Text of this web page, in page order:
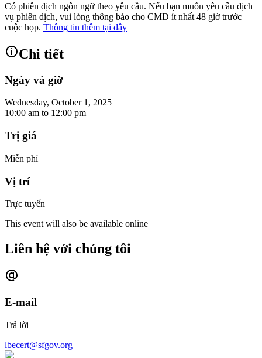
Có phiên dịch ngôn ngữ theo yêu cầu. Nếu bạn muốn yêu cầu dịch
vụ phiên dịch, vui lòng thông báo cho CMD ít nhất 48 giờ trước
cuộc họp. Thông tin thêm tại đây
Chi tiết
Ngày và giờ
Wednesday, October 1, 2025
10:00 am to 12:00 pm
Trị giá
Miễn phí
Vị trí
Trực tuyến
This event will also be available online
Liên hệ với chúng tôi
E-mail
Trả lời
lbecert@sfgov.org